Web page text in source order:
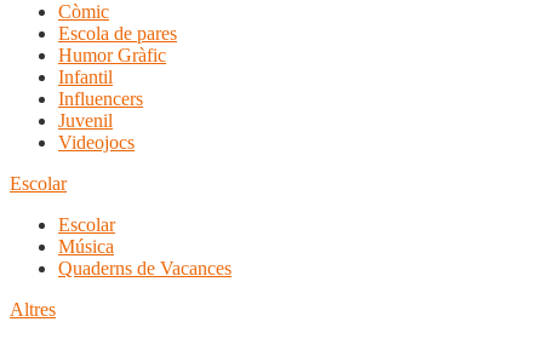
Còmic
Escola de pares
Humor Gràfic
Infantil
Influencers
Juvenil
Videojocs
Escolar
Escolar
Música
Quaderns de Vacances
Altres